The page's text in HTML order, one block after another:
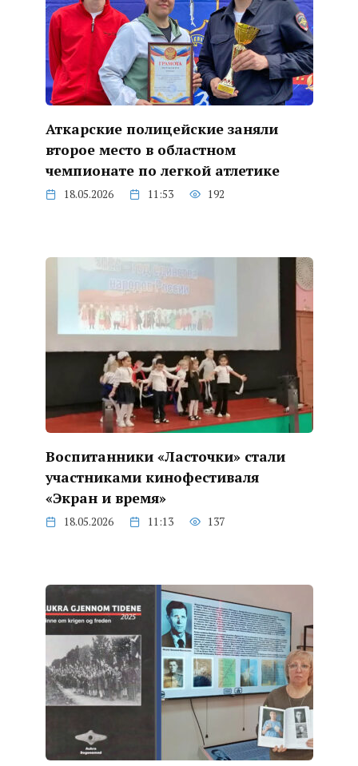
Аткарские полицейские заняли
второе место в областном
чемпионате по легкой атлетике
18.05.2026 11:53 192
Воспитанники «Ласточки» стали
участниками кинофестиваля
«Экран и время»
18.05.2026 11:13 137